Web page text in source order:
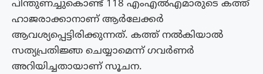
പിന്തുണച്ചുകൊണ്ട് 118 എംഎൽഎമാരുടെ കത്ത്
ഹാജരാക്കാനാണ് ആർലേക്കർ
ആവശ്യപ്പെട്ടിരിക്കുന്നത്. കത്ത് നൽകിയാൽ
സത്യപ്രതിജ്ഞ ചെയ്യാമെന്ന് ഗവർണർ
അറിയിച്ചതായാണ് സൂചന.